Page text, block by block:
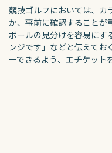
競技ゴルフにおいては、カ
か、事前に確認することが
ボールの見分けを容易にす
ンジです」などと伝えてお
ーできるよう、エチケット